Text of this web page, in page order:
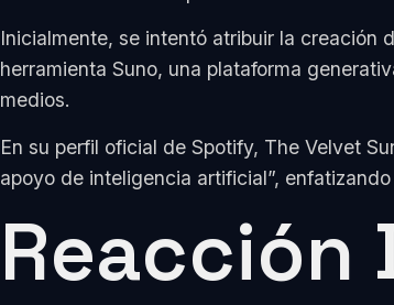
Inicialmente, se intentó atribuir la creación
herramienta Suno, una plataforma
medios.
En su perfil oficial de Spotify, The Velvet
apoyo de inteligencia artificial”,
Reacción